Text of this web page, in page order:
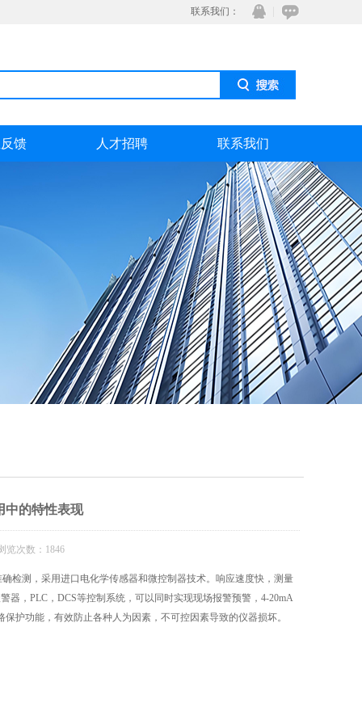
联系我们：
在线咨
QQ
馈 人才招聘 联系我们
中的特性表现
次数：1846
检测，采用进口电化学传感器和微控制器技术。响应速度快，测量
，PLC，DCS等控制系统，可以同时实现现场报警预警，4-20mA
护功能，有效防止各种人为因素，不可控因素导致的仪器损坏。